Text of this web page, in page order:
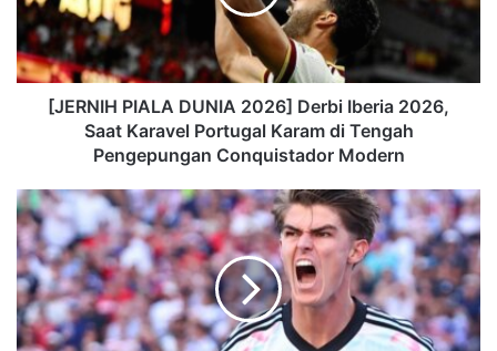
[JERNIH PIALA DUNIA 2026] Derbi Iberia 2026,
Saat Karavel Portugal Karam di Tengah
Pengepungan Conquistador Modern